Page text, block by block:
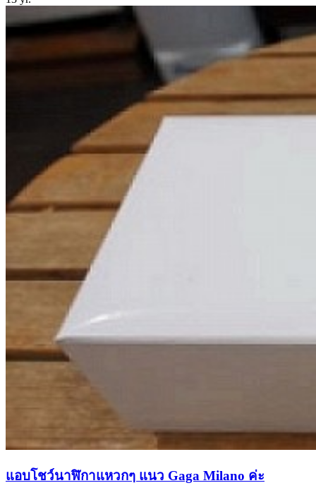
แอบโชว์นาฬิกาแหวกๆ แนว Gaga Milano ค่ะ